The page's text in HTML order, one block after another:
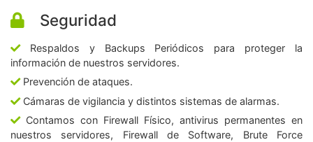
Seguridad
Respaldos y Backups Periódicos para proteger la
información de nuestros servidores.
Prevención de ataques.
Cámaras de vigilancia y distintos sistemas de alarmas.
Contamos con Firewall Físico, antivirus permanentes en
nuestros servidores, Firewall de Software, Brute Force